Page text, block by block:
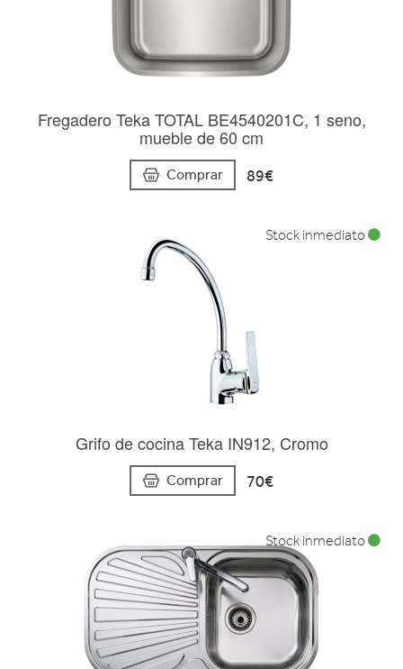
Fregadero Teka TOTAL BE4540201C, 1 seno,
mueble de 60 cm
Comprar 89€
Grifo de cocina Teka IN912, Cromo
Comprar 70€
Stock inmediato
Stock inmediato